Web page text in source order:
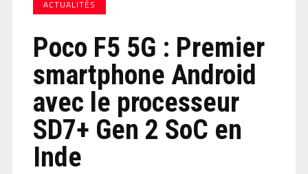
ACTUALITÉS
Poco F5 5G : Premier
smartphone Android
avec le processeur
SD7+ Gen 2 SoC en
Inde